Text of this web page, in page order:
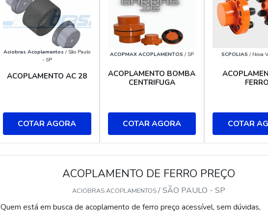
Aciobras Acoplamentos / São Paulo
- SP
ACOPLAMENTO AC 28
COTAR AGORA
ACOPMAX ACOPLAMENTOS / SP
ACOPLAMENTO BOMBA
CENTRIFUGA
COTAR AGORA
SCPOLIAS / Nova
FERRO
COTAR
ACOPLAMENTO DE FERRO PREÇO
ACIOBRAS ACOPLAMENTOS/ SÃO PAULO - SP
Quem está em busca de acoplamento de ferro preço acessível, sem dúvidas,